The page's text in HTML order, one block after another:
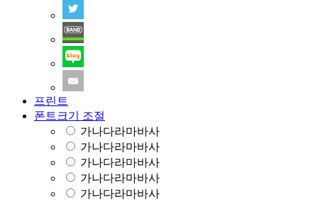
프린트
폰트크기 조절
가나다라마바사
가나다라마바사
가나다라마바사
가나다라마바사
가나다라마바사